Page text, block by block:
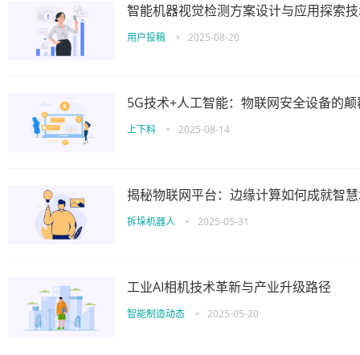
智能机器视觉检测方案设计与应用探索
用户投稿 • 2025-08-20
5G技术+人工智能：物联网安全设备的
上下料 • 2025-08-14
揭秘物联网平台：边缘计算如何成就智
拆垛机器人 • 2025-05-31
工业AI相机技术革新与产业升级路径​​
智能制造动态 • 2025-05-20